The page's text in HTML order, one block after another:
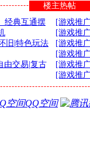
楼主热帖
经典互通摆
旧|特色玩法
交易|复古
[游戏推
[游戏推
[游戏推
[游戏推
[游戏推
[游戏推
QQ空间